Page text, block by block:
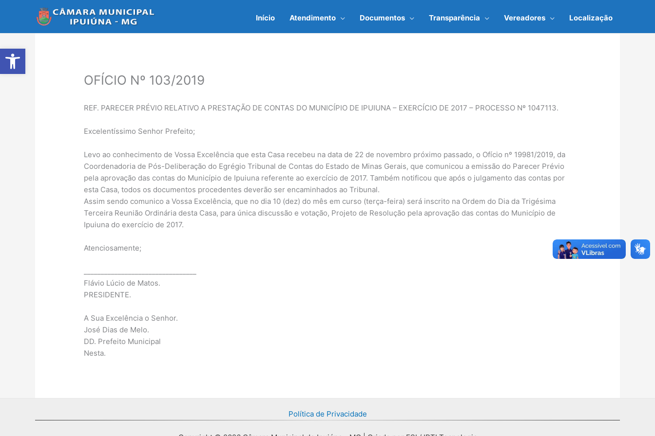
Abrir a barra de ferramentas
Início Atendimento Documentos Transparência Vereadores Localização
OFÍCIO Nº 103/2019
REF. PARECER PRÉVIO RELATIVO A PRESTAÇÃO DE CONTAS DO MUNICÍPIO DE IPUIUNA – EXERCÍCIO DE 2017 – PROCESSO Nº 1047113.
Excelentíssimo Senhor Prefeito;
Levo ao conhecimento de Vossa Excelência que esta Casa recebeu na data de 22 de novembro próximo passado, o Ofício nº 19981/2019, da
Coordenadoria de Pós-Deliberação do Egrégio Tribunal de Contas do Estado de Minas Gerais, que comunicou a emissão do Parecer Prévio
pela aprovação das contas do Município de Ipuiuna referente ao exercício de 2017. Também notificou que após o julgamento das contas por
esta Casa, todos os documentos procedentes deverão ser encaminhados ao Tribunal.
Assim sendo comunico a Vossa Excelência, que no dia 10 (dez) do mês em curso (terça-feira) será inscrito na Ordem do Dia da Trigésima
Terceira Reunião Ordinária desta Casa, para única discussão e votação, Projeto de Resolução pela aprovação das contas do Município de
Ipuiuna do exercício de 2017.
Atenciosamente;
Flávio Lúcio de Matos.
PRESIDENTE.
A Sua Excelência o Senhor.
José Dias de Melo.
DD. Prefeito Municipal
Nesta.
Política de Privacidade